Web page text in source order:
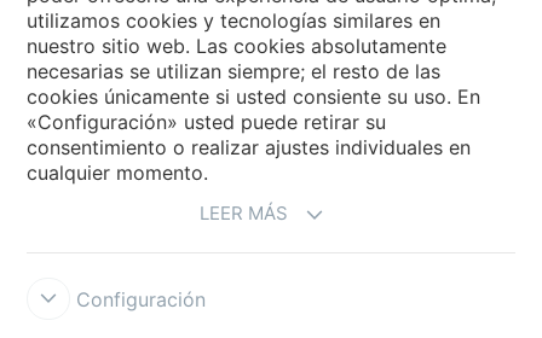
Forbo Movement Systems
Selecciona un país
utilizamos cookies y tecnologías similares en
nuestro sitio web. Las cookies absolutamente
necesarias se utilizan siempre; el resto de las
cookies únicamente si usted consiente su uso. En
«Configuración» usted puede retirar su
consentimiento o realizar ajustes individuales en
cualquier momento.
LEER MÁS
Configuración